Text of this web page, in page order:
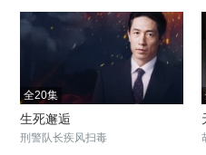
全20集
生死邂逅
刑警队长疾风扫毒